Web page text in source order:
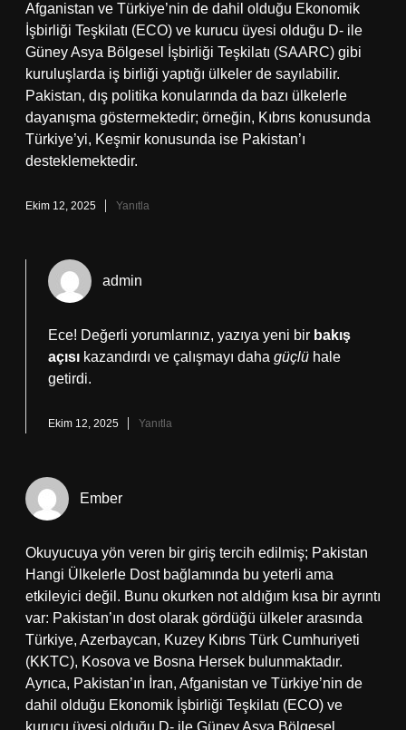
Afganistan ve Türkiye’nin de dahil olduğu Ekonomik
İşbirliği Teşkilatı (ECO) ve kurucu üyesi olduğu D- ile
Güney Asya Bölgesel İşbirliği Teşkilatı (SAARC) gibi
kuruluşlarda iş birliği yaptığı ülkeler de sayılabilir.
Pakistan, dış politika konularında da bazı ülkelerle
dayanışma göstermektedir; örneğin, Kıbrıs konusunda
Türkiye’yi, Keşmir konusunda ise Pakistan’ı
desteklemektedir.
Ekim 12, 2025 Yanıtla
admin
Ece! Değerli yorumlarınız, yazıya yeni bir bakış
açısı kazandırdı ve çalışmayı daha güçlü hale
getirdi.
Ekim 12, 2025 Yanıtla
Ember
Okuyucuya yön veren bir giriş tercih edilmiş; Pakistan
Hangi Ülkelerle Dost bağlamında bu yeterli ama
etkileyici değil. Bunu okurken not aldığım kısa bir ayrıntı
var: Pakistan’ın dost olarak gördüğü ülkeler arasında
Türkiye, Azerbaycan, Kuzey Kıbrıs Türk Cumhuriyeti
(KKTC), Kosova ve Bosna Hersek bulunmaktadır.
Ayrıca, Pakistan’ın İran, Afganistan ve Türkiye’nin de
dahil olduğu Ekonomik İşbirliği Teşkilatı (ECO) ve
kurucu üyesi olduğu D- ile Güney Asya Bölgesel